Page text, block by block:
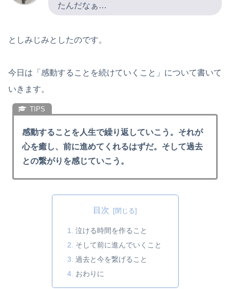
たんだなぁ…
としみじみとしたのです。
今日は「感動することを続けていくこと」について書いて
いきます。
感動することを人生で繰り返していこう。それが
心を癒し、前に進めてくれるはずだ。そして過去
との繋がりを感じていこう。
目次
泣ける時間を作ること
そして前に進んでいくこと
過去と今を繋げること
おわりに